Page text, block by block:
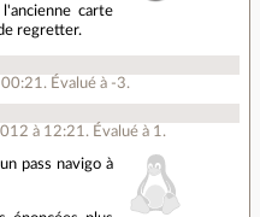
carte
regretter.
. Évalué à -3.
à 12:21 . Évalué à 1 .
pass navigo à